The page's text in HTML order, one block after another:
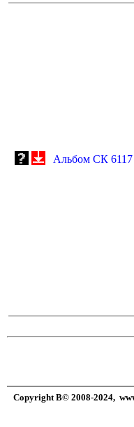
Альбом СК 6117
Copyright В© 2008-2024,